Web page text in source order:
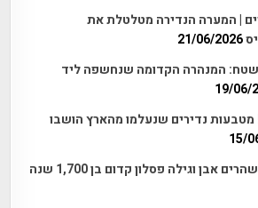
| המערה הנדירה מטלטלת את
21/06/2026
המנהרה הקדומה שנחשפה ליד
19/06/
מטבעות נדירים שנעלמו מהארץ הושבו
15/
וגילה פסלון קדום בן 1,700 שנה